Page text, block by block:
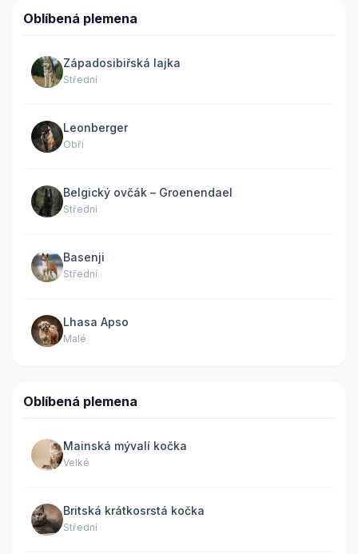
Oblíbená plemena
Západosibiřská lajka
Střední
Leonberger
Obří
Belgický ovčák – Groenendael
Střední
Basenji
Střední
Lhasa Apso
Malé
Oblíbená plemena
Mainská mývalí kočka
Velké
Britská krátkosrstá kočka
Střední